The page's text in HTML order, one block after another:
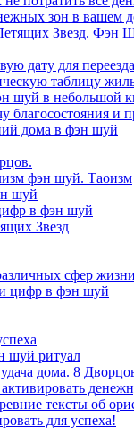
зон в вашем
Звезд. Фэн
дату для
таблицу
шуй в небольшой
благосостояния и
дома в фэн шуй
фэн шуй. Таоизм
шуй
в фэн шуй
Звезд
сфер жизни
цифр в фэн шуй
шуй ритуал
дома. 8
тексты об
для успеха!